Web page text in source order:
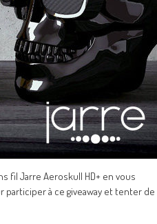
fil Jarre Aeroskull HD+ en vous
participer à ce giveaway et tenter de